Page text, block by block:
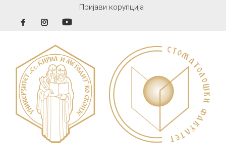
Пријави корупција
FacebookInstagram